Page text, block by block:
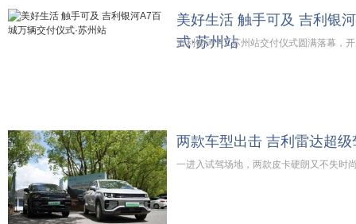
美好生活 触手可及 吉利银
式·苏州站
吉利银河 A7 苏州站交付仪式圆满落幕，
两款车型出击 吉利雷达超
一进入试驾场地，两款皮卡硬朗又不失时